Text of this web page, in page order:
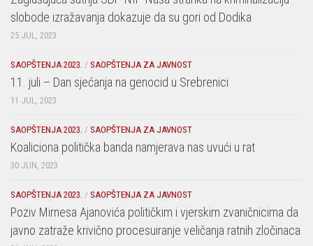
slobode izražavanja dokazuje da su gori od Dodika
25 JUL, 2023
SAOPŠTENJA 2023. / SAOPŠTENJA ZA JAVNOST
11. juli – Dan sjećanja na genocid u Srebrenici
11 JUL, 2023
SAOPŠTENJA 2023. / SAOPŠTENJA ZA JAVNOST
Koaliciona politička banda namjerava nas uvući u rat
30 JUN, 2023
SAOPŠTENJA 2023. / SAOPŠTENJA ZA JAVNOST
Poziv Mirnesa Ajanovića političkim i vjerskim zvaničnicima da
javno zatraže krivično procesuiranje veličanja ratnih zločinaca